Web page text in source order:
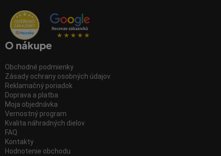
O nákupe
Obchodné podmienky
Zásady ochrany osobných údajov
Reklamačný poriadok
Doprava a platba
Moja objednávka
Vernostný program
Kvalita náhradných dielov
FAQ
Kontakty
Hodnotenie obchodu